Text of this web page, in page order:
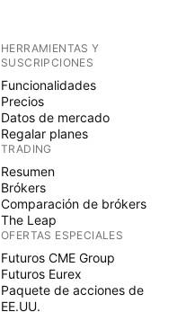
HERRAMIENTAS Y
SUSCRIPCIONES
Funcionalidades
Precios
Datos de mercado
Regalar planes
TRADING
Resumen
Brókers
Comparación de brókers
The Leap
OFERTAS ESPECIALES
Futuros CME Group
Futuros Eurex
Paquete de acciones de
EE.UU.